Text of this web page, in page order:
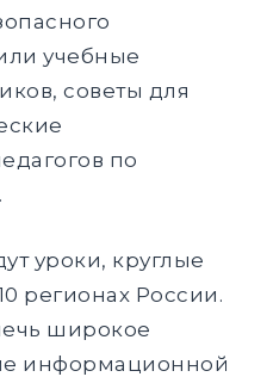
учебные
советы для
по
уроки, круглые
регионах России.
широкое
информационной